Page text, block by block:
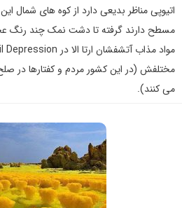
اتیوپی مناظر بدیعی دارد از کوه های شمال
مسطح دارند گرفته تا دشت نمک چند رنگ
مختلفش (در این کشور مردم و کفتارها در
می کنند).